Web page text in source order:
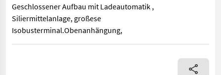
Geschlossener Aufbau mit Ladeautomatik ,
Siliermittelanlage, großese
Isobusterminal.Obenanhängung,
Krone Ladewagen AX 250 GL mit 32 Messer Schneidrotor ,